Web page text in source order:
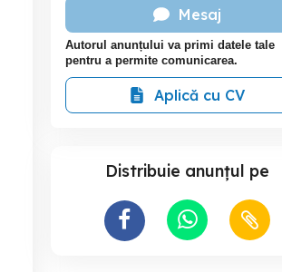
Mesaj
Autorul anunțului va primi datele tale
pentru a permite comunicarea.
Aplică cu CV
Distribuie anunțul pe